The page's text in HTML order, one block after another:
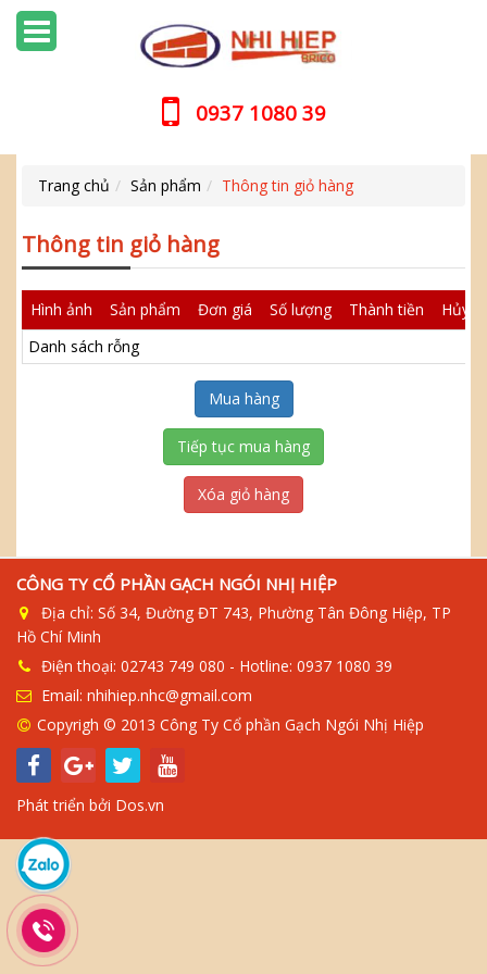
0937 1080 39
Trang chủ Sản phẩm Thông tin giỏ hàng
Thông tin giỏ hàng
Hình ảnh Sản phẩm Đơn giá Số lượng Thành tiền
Hủy
Danh sách rỗng
Tiếp tục mua hàng
Xóa giỏ hàng
CÔNG TY CỔ PHẦN GẠCH NGÓI NHỊ HIỆP
Địa chỉ: Số 34, Đường ĐT 743, Phường Tân Đông Hiệp, TP
Hồ Chí Minh
Điện thoại: 02743 749 080 - Hotline: 0937 1080 39
Email: nhihiep.nhc@gmail.com
Copyrigh © 2013 Công Ty Cổ phần Gạch Ngói Nhị Hiệp
Phát triển bởi Dos.vn